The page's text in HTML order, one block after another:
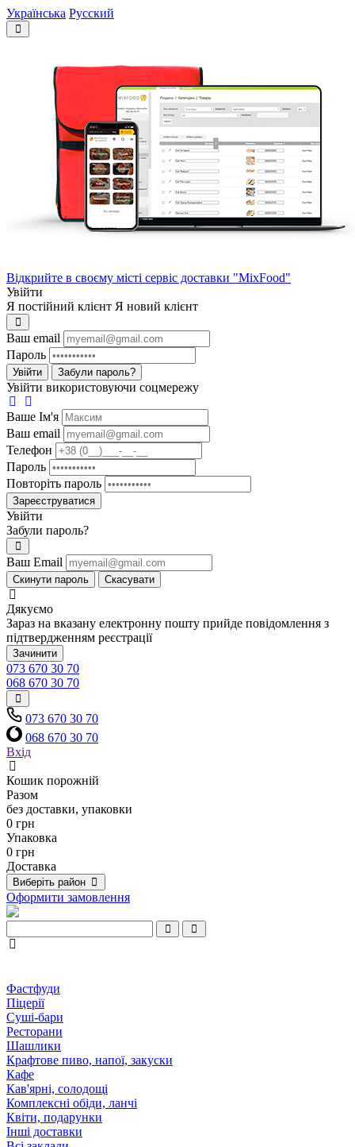
Українська Русский
Відкрийте в своєму місті сервіс доставки "MixFood"
Увійти
Я постійний клієнт Я новий клієнт
Ваш email
Пароль
Увійти Забули пароль?
Увійти використовуючи соцмережу
Ваше Iм'я
Ваш email
Телефон
Пароль
Повторіть пароль
Зареєструватися
Увійти
Забули пароль?
Ваш Email
Скинути пароль Скасувати
Дякуємо
Зараз на вказану електронну пошту прийде повідомлення з
підтвердженням реєстрації
Зачинити
073 670 30 70
068 670 30 70
073 670 30 70
068 670 30 70
Вхід
Кошик порожній
Разом
без доставки, упаковки
0 грн
Упаковка
0 грн
Доставка
Виберіть район
Оформити замовлення
Фастфуди
Піцерії
Суші-бари
Ресторани
Шашлики
Крафтове пиво, напої, закуски
Кафе
Кав'ярні, солодощі
Комплексні обіди, ланчі
Квіти, подарунки
Інші доставки